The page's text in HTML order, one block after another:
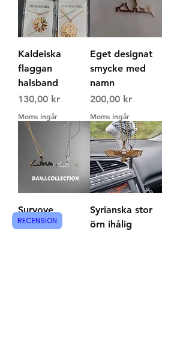
Kaldeiska
flaggan
halsband
Pris
130,00 kr
Moms ingår
Eget designat
smycke med
namn
Pris
200,00 kr
Moms ingår
Suryoye
halsband
Syrianska stor
örn ihålig
RECENSION